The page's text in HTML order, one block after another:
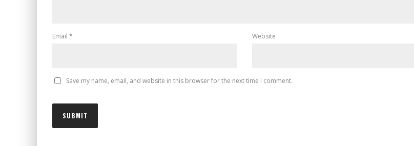
Email * Website
Save my name, email, and website in this browser for the next time I comment.